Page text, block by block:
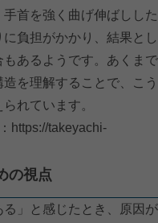
首を強く曲げ伸ばしした
負担がかかり、結果とし
あるようです。あくまで
を理解することで、こう
れています。
https://takeyachi-
の視点
る」と感じたとき、原因が